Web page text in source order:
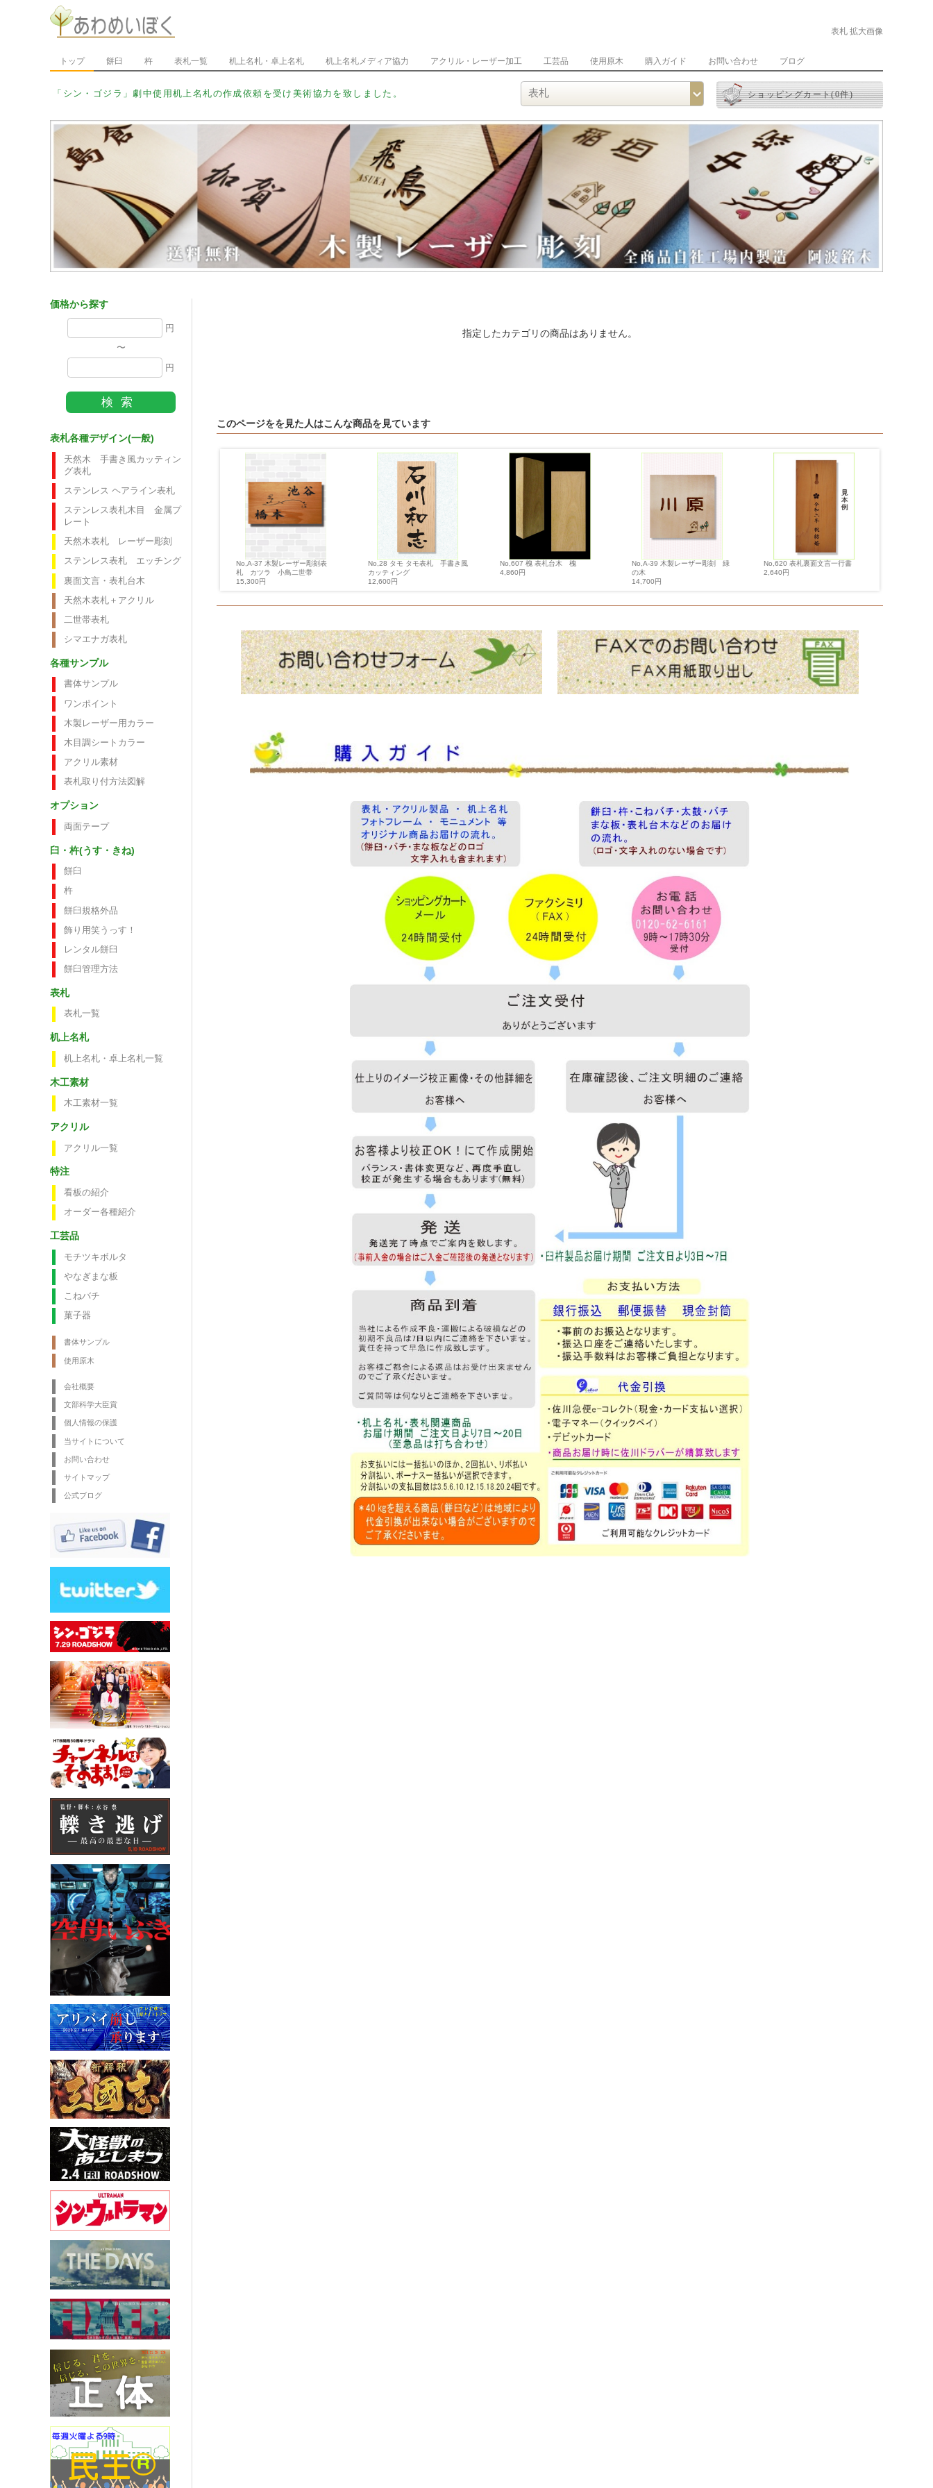
表札 拡大画像
トップ 餅臼 杵 表札一覧 机上名札・卓上名札 机上名札メディア協力 アクリル・レーザー加工 工芸品 使用原木 購入ガイド お問い合わせ ブログ
「シン・ウル_ ショッピングカート(0件)
価格から探す
円
〜
円
表札各種デザイン(一般)
天然木 手書き風カッティン
グ表札
ステンレス ヘアライン表札
ステンレス表札木目 金属プ
レート
天然木表札 レーザー彫刻
ステンレス表札 エッチング
裏面文言・表札台木
天然木表札＋アクリル
二世帯表札
シマエナガ表札
各種サンプル
書体サンプル
ワンポイント
木製レーザー用カラー
木目調シートカラー
アクリル素材
表札取り付方法図解
オプション
両面テープ
臼・杵(うす・きね)
餅臼
杵
餅臼規格外品
飾り用笑うっす！
レンタル餅臼
餅臼管理方法
表札
表札一覧
机上名札
机上名札・卓上名札一覧
木工素材
木工素材一覧
アクリル
アクリル一覧
特注
看板の紹介
オーダー各種紹介
工芸品
モチツキボルタ
やなぎまな板
こねバチ
菓子器
書体サンプル
使用原木
会社概要
文部科学大臣賞
個人情報の保護
当サイトについて
お問い合わせ
サイトマップ
公式ブログ
指定したカテゴリの商品はありません。
このページをを見た人はこんな商品を見ています
れカラー タモ
No,305 カッティングシート仕
12,600円
No,A-37 木製レーザー彫刻表
札 カツラ 小鳥二世帯
15,300円
No,28 タモ タモ表札 手書き風
カッティング
12,600円
No,607 槐 表札台木 槐
4,860円
No,A-39 木製レーザー彫刻 緑
の木
14,700円
No,620 表札裏面文言一行書
2,640円